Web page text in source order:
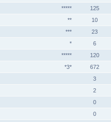
*****
125
**
10
***
23
*
6
*****
120
*3*
672
3
2
0
0